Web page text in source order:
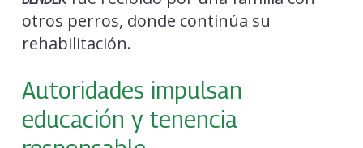
otros perros, donde continúa su
rehabilitación.
Autoridades impulsan
educación y tenencia